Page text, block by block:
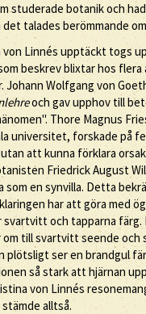
studerade botanik och
talades berömmande
Linnés upptäckt togs
beskrev blixtar hos flera
Johann Wolfgang von
och gav upphov till
Thore Magnus
universitet, forskade på
att kunna förklara
Friedrick August
som en synvilla. Detta
har att göra med
och tapparna färg.
till svartvitt seende och
plötsligt ser en brandgul
så stark att hjärnan
von Linnés
alltså.